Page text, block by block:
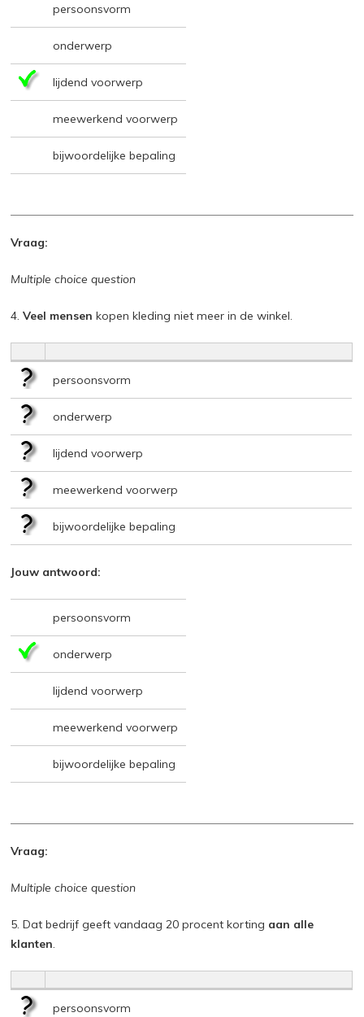
persoonsvorm
onderwerp
lijdend voorwerp
meewerkend voorwerp
bijwoordelijke bepaling
Vraag:
Multiple choice question
4.Veel mensen kopen kleding niet meer in de winkel.
persoonsvorm
onderwerp
lijdend voorwerp
meewerkend voorwerp
bijwoordelijke bepaling
Jouw antwoord:
persoonsvorm
onderwerp
lijdend voorwerp
meewerkend voorwerp
bijwoordelijke bepaling
Vraag:
Multiple choice question
5. Dat bedrijf geeft vandaag 20 procent korting aan alle
klanten.
persoonsvorm